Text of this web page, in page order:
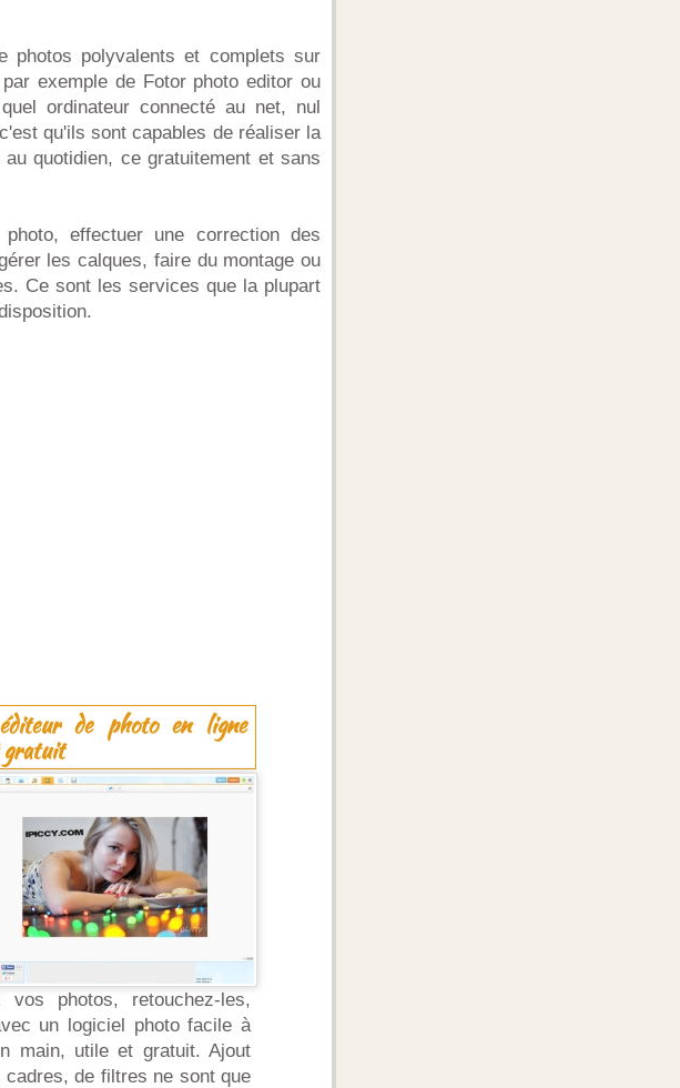
polyvalents et complets sur
exemple de Fotor photo editor ou
ordinateur connecté au net, nul
qu'ils sont capables de réaliser la
quotidien, ce gratuitement et sans
effectuer une correction des
les calques, faire du montage ou
Ce sont les services que la plupart
de photo en ligne
gratuit
vos photos, retouchez-les,
un logiciel photo facile à
main, utile et gratuit. Ajout
cadres, de filtres ne sont que